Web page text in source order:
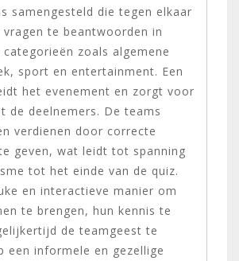
samengesteld die tegen elkaar
te beantwoorden in
zoals algemene
sport en entertainment. Een
het evenement en zorgt voor
de deelnemers. De teams
verdienen door correcte
geven, wat leidt tot spanning
tot het einde van de quiz.
en interactieve manier om
te brengen, hun kennis te
de teamgeest te
een informele en gezellige